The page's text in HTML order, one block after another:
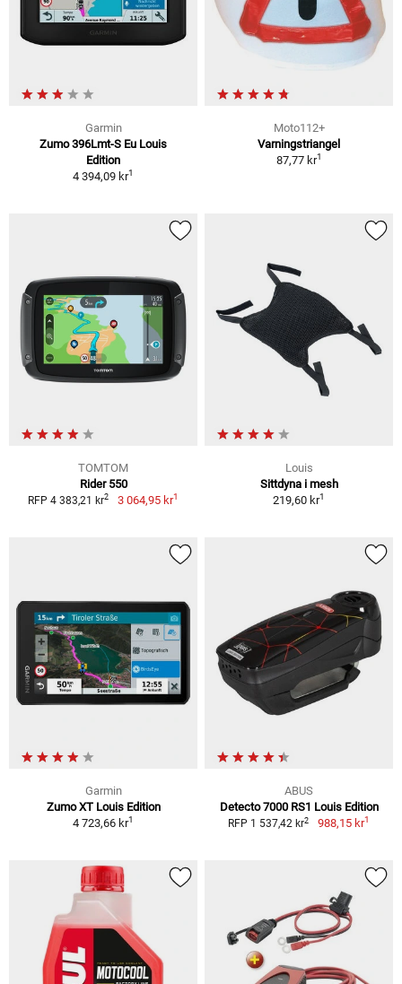
Garmin
Zumo 396Lmt-S Eu Louis
Edition
4 394,09 kr1
Moto112+
Varningstriangel
87,77 kr1
TOMTOM
Rider 550
RFP 4 383,21 kr2 3 064,95 kr1
Louis
Sittdyna i mesh
219,60 kr1
Garmin
Zumo XT Louis Edition
4 723,66 kr1
ABUS
Detecto 7000 RS1 Louis Edition
RFP 1 537,42 kr2 988,15 kr1